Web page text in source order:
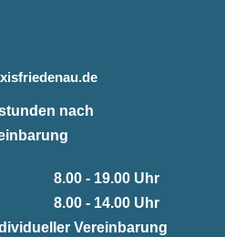
nach
8.00 - 19.00 Uhr
8.00 - 14.00 Uhr
Vereinbarung